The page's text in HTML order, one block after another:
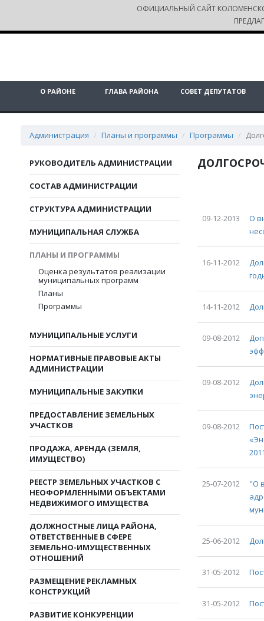
ОФИЦИАЛЬНЫЙ САЙТ
О РАЙОНЕ ГЛАВА РАЙОНА СОВЕТ ДЕПУТАТОВ
Администрация Планы и программы Программы
РУКОВОДИТЕЛЬ АДМИНИСТРАЦИИ
СОСТАВ АДМИНИСТРАЦИИ
СТРУКТУРА АДМИНИСТРАЦИИ
МУНИЦИПАЛЬНАЯ СЛУЖБА
ПЛАНЫ И ПРОГРАММЫ
Оценка результатов реализации
муниципальных программ
Планы
Программы
МУНИЦИПАЛЬНЫЕ УСЛУГИ
НОРМАТИВНЫЕ ПРАВОВЫЕ АКТЫ
АДМИНИСТРАЦИИ
МУНИЦИПАЛЬНЫЕ ЗАКУПКИ
ПРЕДОСТАВЛЕНИЕ ЗЕМЕЛЬНЫХ
УЧАСТКОВ
ПРОДАЖА, АРЕНДА (ЗЕМЛЯ,
ИМУЩЕСТВО)
РЕЕСТР ЗЕМЕЛЬНЫХ УЧАСТКОВ С
НЕОФОРМЛЕННЫМИ ОБЪЕКТАМИ
НЕДВИЖИМОГО ИМУЩЕСТВА
ДОЛЖНОСТНЫЕ ЛИЦА РАЙОНА,
ОТВЕТСТВЕННЫЕ В СФЕРЕ
ЗЕМЕЛЬНО-ИМУЩЕСТВЕННЫХ
ОТНОШЕНИЙ
РАЗМЕЩЕНИЕ РЕКЛАМНЫХ
КОНСТРУКЦИЙ
РАЗВИТИЕ КОНКУРЕНЦИИ
09-12-2013
О
16-11-2012
14-11-2012
09-08-2012
09-08-2012
09-08-2012
25-07-2012
"О
25-06-2012
31-05-2012
31-05-2012